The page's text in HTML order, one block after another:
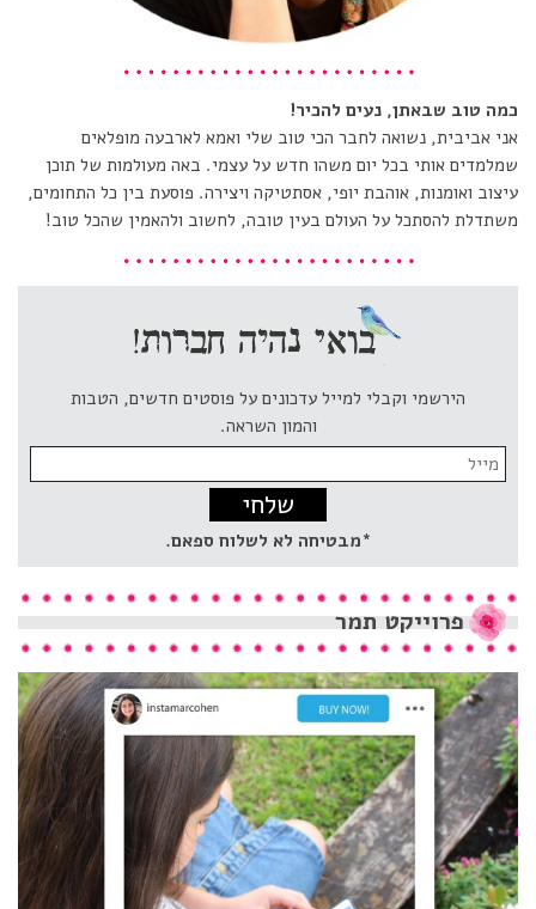
כמה טוב שבאתן, נעים להכיר!
אני אביבית, נשואה לחבר הכי טוב שלי ואמא לארבעה מופלאים
שמלמדים אותי בכל יום משהו חדש על עצמי. באה מעולמות של תוכן
עיצוב ואומנות, אוהבת יופי, אסתטיקה ויצירה. פוסעת בין כל התחומים,
משתדלת להסתכל על העולם בעין טובה, לחשוב ולהאמין שהכל טוב!
הירשמי וקבלי למייל עדכונים על פוסטים חדשים, הטבות
והמון השראה.
Email
address:
*מבטיחה לא לשלוח ספאם.
פרוייקט תמר